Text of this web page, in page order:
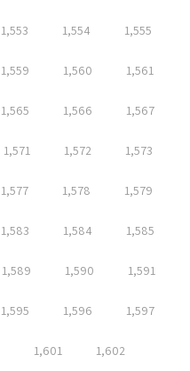
1,553 1,554 1,555
1,559 1,560 1,561
1,565 1,566 1,567
1,571 1,572 1,573
1,577 1,578 1,579
1,583 1,584 1,585
1,589 1,590 1,591
1,595 1,596 1,597
1,601 1,602